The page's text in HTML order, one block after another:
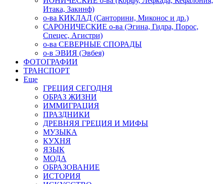
Итака, Закинф)
о-ва КИКЛАД (Санторини, Миконос и др.)
САРОНИЧЕСКИЕ о-ва (Эгина, Гидра, Порос,
Спецес, Агистри)
о-ва СЕВЕРНЫЕ СПОРАДЫ
о-в ЭВИЯ (Эвбея)
ФОТОГРАФИИ
ТРАНСПОРТ
Еще
ГРЕЦИЯ СЕГОДНЯ
ОБРАЗ ЖИЗНИ
ИММИГРАЦИЯ
ПРАЗДНИКИ
ДРЕВНЯЯ ГРЕЦИЯ И МИФЫ
МУЗЫКА
КУХНЯ
ЯЗЫК
МОДА
ОБРАЗОВАНИЕ
ИСТОРИЯ